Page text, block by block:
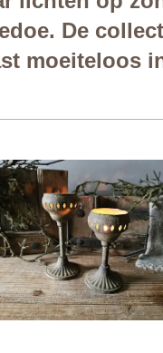
De
moeiteloos